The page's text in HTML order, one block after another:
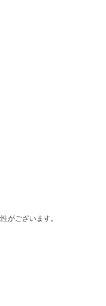
がございます。